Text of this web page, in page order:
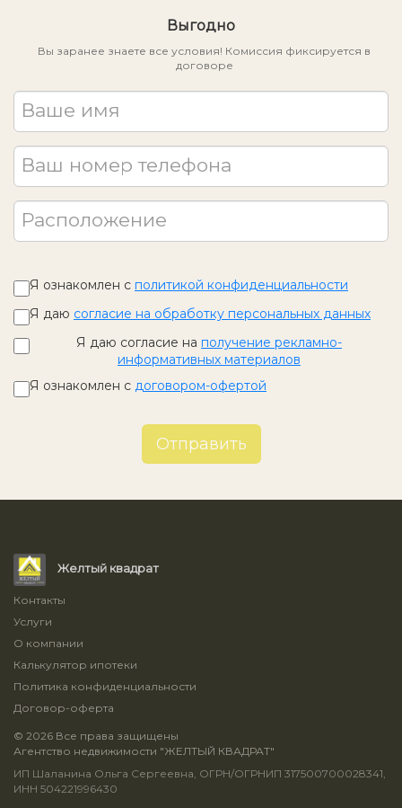
Выгодно
Вы заранее знаете все условия! Комиссия фиксируется в
договоре
Ваше имя
Ваш номер телефона
Расположение
Я ознакомлен с политикой конфиденциальности
Я даю согласие на обработку персональных данных
Я даю согласие на получение рекламно-
информативных материалов
Я ознакомлен с договором-офертой
Отправить
Желтый квадрат
Контакты
Услуги
О компании
Калькулятор ипотеки
Политика конфиденциальности
Договор-оферта
© 2026 Все права защищены
Агентство недвижимости "ЖЕЛТЫЙ КВАДРАТ"
ИП Шаланина Ольга Сергеевна, ОГРН/ОГРНИП 317500700028341,
ИНН 504221996430